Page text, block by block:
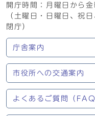
開庁時間：月曜日から
（土曜日・日曜日、祝
閉庁）
庁舎案内
市役所への交通案内
よくあるご質問（FAQ